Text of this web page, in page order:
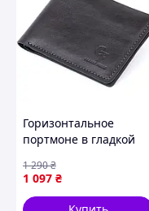
Горизонтальное
портмоне в гладкой
GRANDE PELLE 11311
Черное 11,5х9х0,7 D3-
2026
1 097 ₴
1 290₴